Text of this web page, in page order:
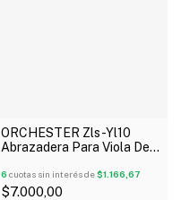
ORCHESTER Zls-Yl10
Abrazadera Para Viola De
Plateado
6 cuotas sin interés de$1.166,67
$7.000,00